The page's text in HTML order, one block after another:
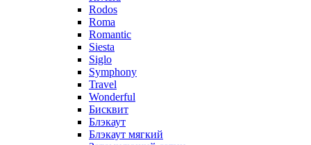
Rodos
Roma
Romantic
Siesta
Siglo
Symphony
Travel
Wonderful
Бисквит
Блэкаут
Блэкаут мягкий